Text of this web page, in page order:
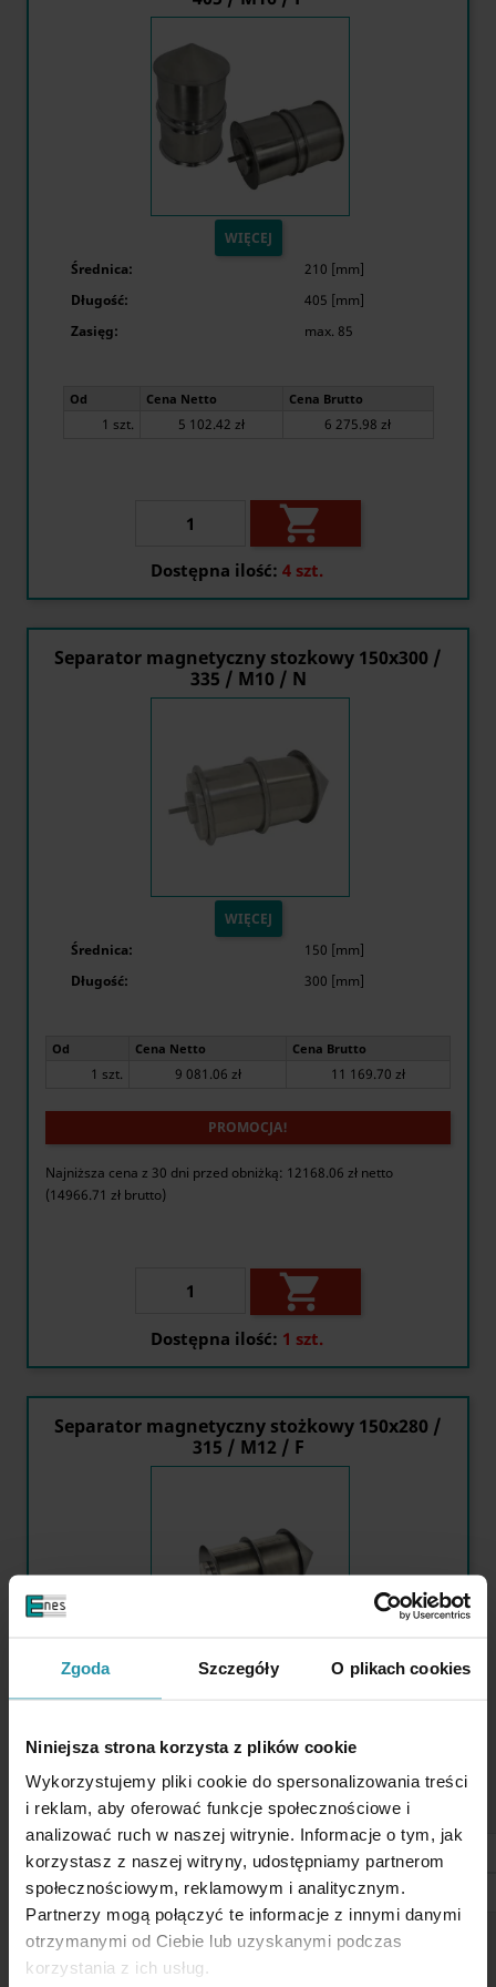
Zgoda Szczegóły O plikach cookies
Niniejsza strona korzysta z plików cookie
Wykorzystujemy pliki cookie do spersonalizowania treści
i reklam, aby oferować funkcje społecznościowe i
analizować ruch w naszej witrynie. Informacje o tym, jak
korzystasz z naszej witryny, udostępniamy partnerom
społecznościowym, reklamowym i analitycznym.
Partnerzy mogą połączyć te informacje z innymi danymi
otrzymanymi od Ciebie lub uzyskanymi podczas
korzystania z ich usług.
WIĘCEJ
Średnica:
210 [mm]
Długość:
405 [mm]
Zasięg:
max. 85
Od Cena Netto Cena Brutto
1 szt. 5 102.42 zł 6 275.98 zł

Dostępna ilość: 4 szt.
Separator magnetyczny stozkowy 150x300 /
335 / M10 / N
WIĘCEJ
Średnica:
150 [mm]
Długość:
300 [mm]
Od Cena Netto Cena Brutto
1 szt. 9 081.06 zł 11 169.70 zł
PROMOCJA!
Najniższa cena z 30 dni przed obniżką: 12168.06 zł netto
(14966.71 zł brutto)

Dostępna ilość: 1 szt.
Separator magnetyczny stożkowy 150x280 /
315 / M12 / F
Długość:
280 [mm]
Od Cena Netto Cena Brutto
1 szt. 3 810.65 zł 4 687.10 zł
Dostępna ilość:Niedostępny